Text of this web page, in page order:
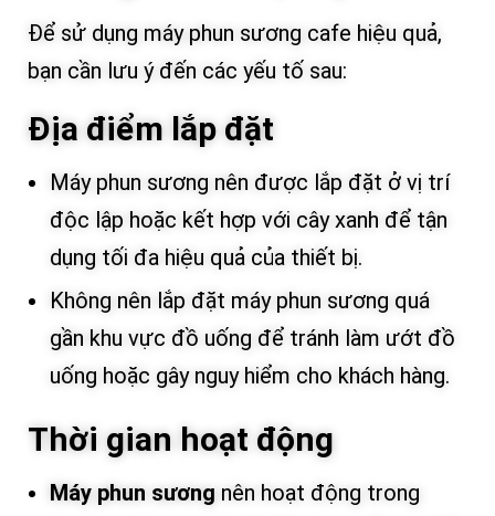
Để sử dụng máy phun sương cafe hiệu quả,
bạn cần lưu ý đến các yếu tố sau:
Địa điểm lắp đặt
Máy phun sương nên được lắp đặt ở vị trí
độc lập hoặc kết hợp với cây xanh để tận
dụng tối đa hiệu quả của thiết bị.
Không nên lắp đặt máy phun sương quá
gần khu vực đồ uống để tránh làm ướt đồ
uống hoặc gây nguy hiểm cho khách hàng.
Thời gian hoạt động
Máy phun sương nên hoạt động trong